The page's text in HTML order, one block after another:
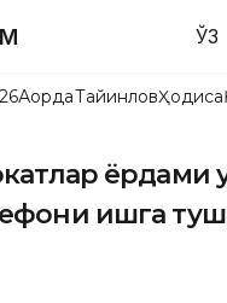
ЎЗ
АқордаТайинловҲодиса
ёрдами
ишга